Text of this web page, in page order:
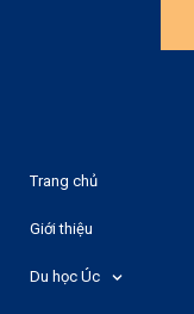
Trang chủ
Giới thiệu
Du học Úc